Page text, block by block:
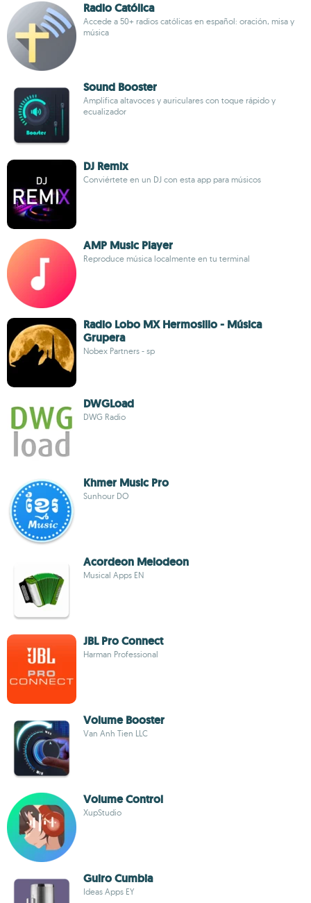
Radio Católica
Accede a 50+ radios católicas en español: oración, misa y
música
Sound Booster
Amplifica altavoces y auriculares con toque rápido y
ecualizador
DJ Remix
Conviértete en un DJ con esta app para músicos
AMP Music Player
Reproduce música localmente en tu terminal
Radio Lobo MX Hermosillo - Música
Grupera
Nobex Partners - sp
DWGLoad
DWG Radio
Khmer Music Pro
Sunhour DO
Acordeon Melodeon
Musical Apps EN
JBL Pro Connect
Harman Professional
Volume Booster
Van Anh Tien LLC
Volume Control
XupStudio
Guiro Cumbia
Ideas Apps EY